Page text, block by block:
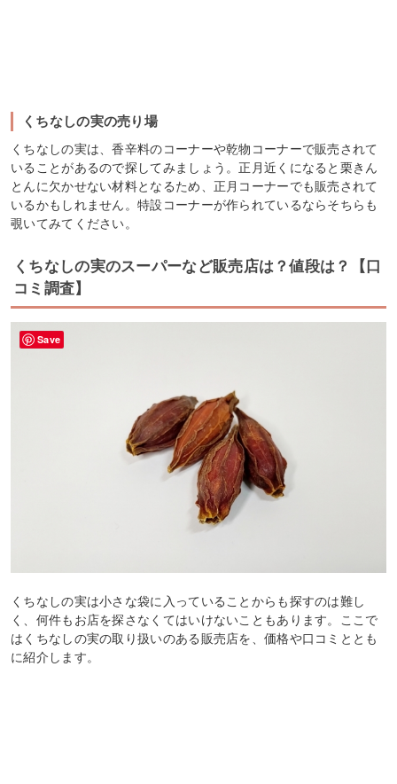
くちなしの実の売り場
くちなしの実は、香辛料のコーナーや乾物コーナーで販売されて
いることがあるので探してみましょう。正月近くになると栗きん
とんに欠かせない材料となるため、正月コーナーでも販売されて
いるかもしれません。特設コーナーが作られているならそちらも
覗いてみてください。
くちなしの実のスーパーなど販売店は？値段は？【口
コミ調査】
くちなしの実は小さな袋に入っていることからも探すのは難し
く、何件もお店を探さなくてはいけないこともあります。ここで
はくちなしの実の取り扱いのある販売店を、価格や口コミととも
に紹介します。
Save